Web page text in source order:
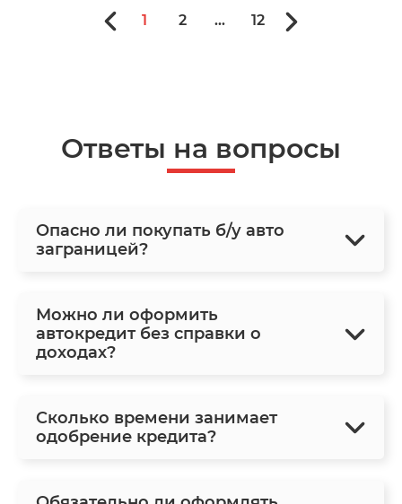
1 2 ... 12
Ответы на вопросы
Опасно ли покупать б/у авто
заграницей?
Можно ли оформить
автокредит без справки о
доходах?
Сколько времени занимает
одобрение кредита?